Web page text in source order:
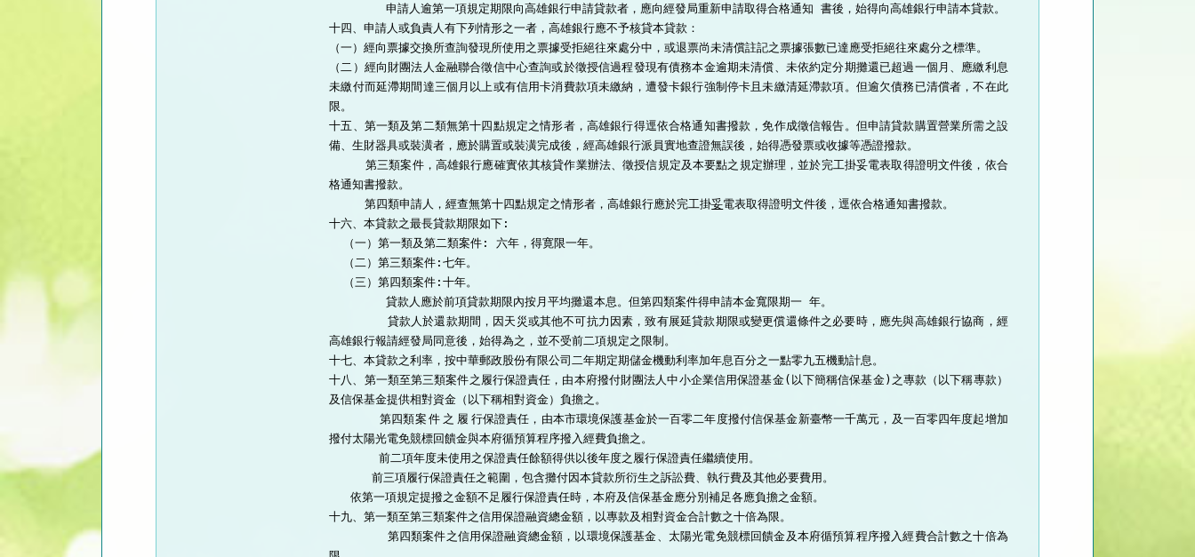
申請人逾第一項規定期限向高雄銀行申請貸款者，應向經發局重新申請取得合格通知 書後，始得向高雄銀行申請本貸款。
十四、申請人或負責人有下列情形之一者，高雄銀行應不予核貸本貸款：
（一）經向票據交換所查詢發現所使用之票據受拒絕往來處分中，或退票尚未清償註記之票據張數已達應受拒絕往來處分之標準。
（二）經向財團法人金融聯合徵信中心查詢或於徵授信過程發現有債務本金逾期未清償、未依約定分期攤還已超過一個月、應繳利息
未繳付而延滯期間達三個月以上或有信用卡消費款項未繳納，遭發卡銀行強制停卡且未繳清延滯款項。但逾欠債務已清償者，不在此
限。
十五、第一類及第二類無第十四點規定之情形者，高雄銀行得逕依合格通知書撥款，免作成徵信報告。但申請貸款購置營業所需之設
備、生財器具或裝潢者，應於購置或裝潢完成後，經高雄銀行派員實地查證無誤後，始得憑發票或收據等憑證撥款。
第三類案件，高雄銀行應確實依其核貸作業辦法、徵授信規定及本要點之規定辦理，並於完工掛妥電表取得證明文件後，依合
格通知書撥款。
第四類申請人，經查無第十四點規定之情形者，高雄銀行應於完工掛妥電表取得證明文件後，逕依合格通知書撥款。
十六、本貸款之最長貸款期限如下:
（一）第一類及第二類案件: 六年，得寛限一年。
（二）第三類案件:七年。
（三）第四類案件:十年。
貸款人應於前項貸款期限內按月平均攤還本息。但第四類案件得申請本金寬限期一 年。
貸款人於還款期間，因天災或其他不可抗力因素，致有展延貸款期限或變更償還條件之必要時，應先與高雄銀行協商，經
高雄銀行報請經發局同意後，始得為之，並不受前二項規定之限制。
十七、本貸款之利率，按中華郵政股份有限公司二年期定期儲金機動利率加年息百分之一點零九五機動計息。
十八、第一類至第三類案件之履行保證責任，由本府撥付財團法人中小企業信用保證基金(以下簡稱信保基金)之專款（以下稱專款）
及信保基金提供相對資金（以下稱相對資金）負擔之。
第四類案件之履 行保證責任，由本市環境保護基金於一百零二年度撥付信保基金新臺幣一千萬元，及一百零四年度起增加
撥付太陽光電免競標回饋金與本府循預算程序撥入經費負擔之。
前二項年度未使用之保證責任餘額得供以後年度之履行保證責任繼續使用。
前三項履行保證責任之範圍，包含攤付因本貸款所衍生之訴訟費、執行費及其他必要費用。
依第一項規定提撥之金額不足履行保證責任時，本府及信保基金應分別補足各應負擔之金額。
十九、第一類至第三類案件之信用保證融資總金額，以專款及相對資金合計數之十倍為限。
第四類案件之信用保證融資總金額，以環境保護基金、太陽光電免競標回饋金及本府循預算程序撥入經費合計數之十倍為